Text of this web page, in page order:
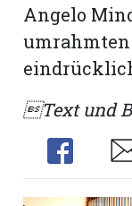
Angelo
umrahmten
Text und
Share